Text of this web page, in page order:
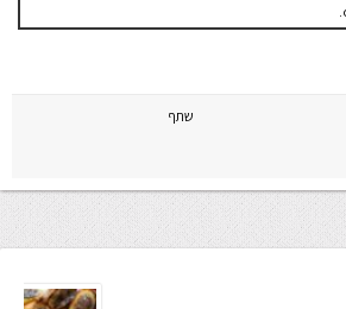
content/uploads/2026/08.
שתף